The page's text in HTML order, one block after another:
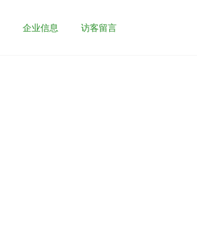
企业信息 访客留言